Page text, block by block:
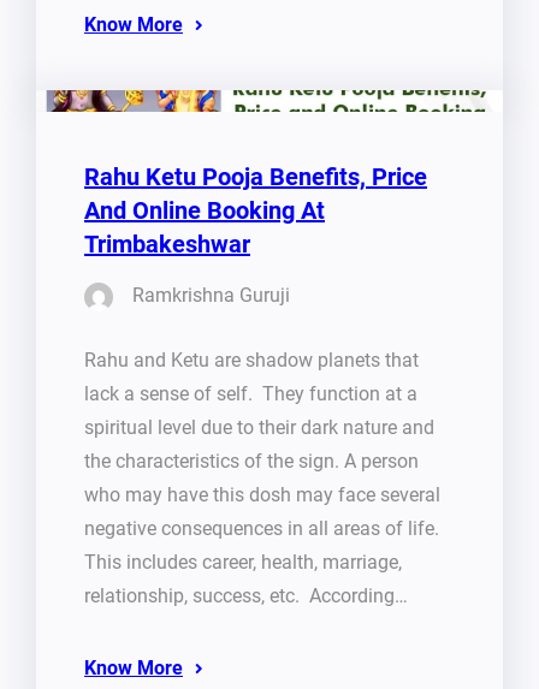
Know More
Rahu Ketu Pooja Benefits, Price
And Online Booking At
Trimbakeshwar
Ramkrishna Guruji
Rahu and Ketu are shadow planets that
lack a sense of self. They function at a
spiritual level due to their dark nature and
the characteristics of the sign. A person
who may have this dosh may face several
negative consequences in all areas of life.
This includes career, health, marriage,
relationship, success, etc. According…
Know More